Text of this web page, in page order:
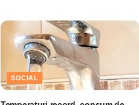
SOCIAL